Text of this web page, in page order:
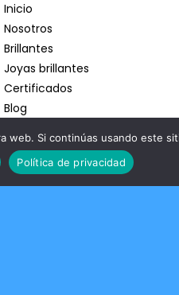
Inicio
Nosotros
Brillantes
Joyas brillantes
Certificados
Blog
web. Si continúas usando este
Política de privacidad